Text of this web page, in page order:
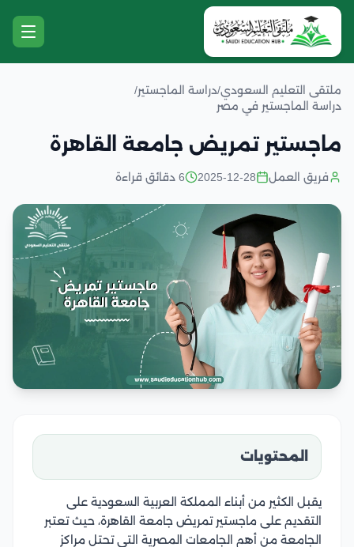
ملتقى التعليم السعودي/دراسة الماجستير/
دراسة الماجستير في مصر
ماجستير تمريض جامعة القاهرة
فريق العمل 2025-12-28 6 دقائق قراءة
المحتويات
يقبل الكثير من أبناء المملكة العربية السعودية على
التقديم على ماجستير تمريض جامعة القاهرة، حيث تعتبر
الجامعة من أهم الجامعات المصرية التي تحتل مراكز